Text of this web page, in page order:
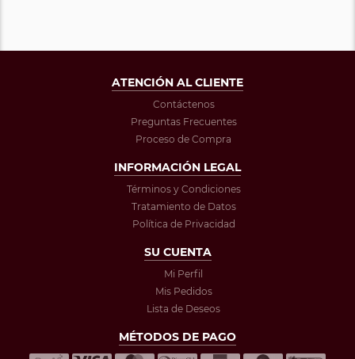
ATENCIÓN AL CLIENTE
Contáctenos
Preguntas Frecuentes
Proceso de Compra
INFORMACIÓN LEGAL
Términos y Condiciones
Tratamiento de Datos
Política de Privacidad
SU CUENTA
Mi Perfil
Mis Pedidos
Lista de Deseos
MÉTODOS DE PAGO